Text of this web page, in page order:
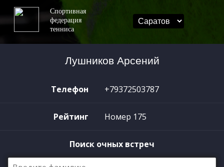
Спортивная
федерация
тенниса
Лушников Арсений
Телефон +79372503787
Рейтинг Номер 175
Поиск очных встреч